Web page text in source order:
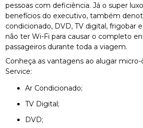
pessoas com deficiência. Já o super
benefícios do executivo, também
condicionado, DVD, TV digital, frigobar
não ter Wi-Fi para causar o completo
passageiros durante toda a viagem.
Conheça as vantagens ao alugar micro-
Service:
Ar Condicionado;
TV Digital;
DVD;